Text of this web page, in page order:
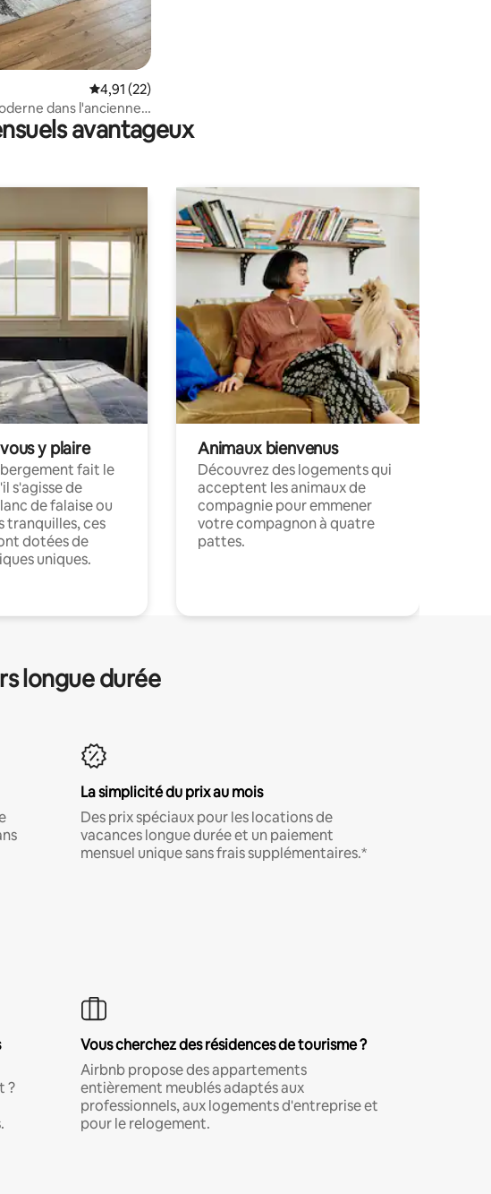
Évaluation moyenne sur la base de 22 commentaires : 4,91 sur 5
4,91 (22)
dans l'ancienne
!
avantageux
y plaire
fait le
s'agisse de
de falaise ou
tranquilles, ces
dotées de
uniques.
Animaux bienvenus
Découvrez des logements qui
acceptent les animaux de
compagnie pour emmener
votre compagnon à quatre
pattes.
longue durée
La simplicité du prix au mois
Des prix spéciaux pour les locations de
vacances longue durée et un paiement
mensuel unique sans frais supplémentaires.*
?
Vous cherchez des résidences de tourisme ?
Airbnb propose des appartements
entièrement meublés adaptés aux
professionnels, aux logements d'entreprise et
pour le relogement.